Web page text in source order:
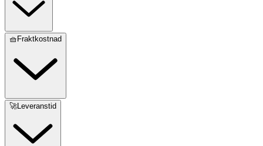
🧺Fraktkostnad
🚀Leveranstid